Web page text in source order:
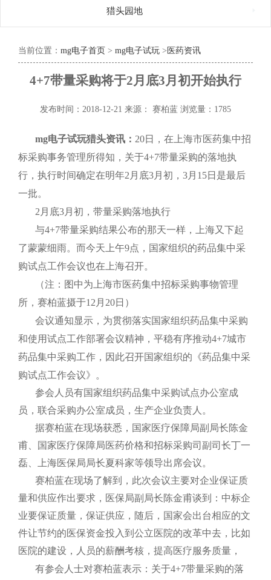
猎头园地
当前位置： mg电子首页 > mg电子试玩 > 医药资讯
4+7带量采购将于2月底3月初开始执行
发布时间：2018-12-21 来源： 赛柏蓝 浏览量：1785
mg电子试玩猎头资讯： 20日，在上海市医药集中招
标采购事务管理所得知，关于4+7带量采购的落地执
行，执行时间确定在明年2 月底3月初， 3月 15日是最后
一批。
2 月底3月初，带量采购落地执行
与4+7带量采购结果公布的那天一样，上海又下起
了蒙蒙细雨。而今天上午9点，国家组织的药品集中采
购试点工作会议也在上海召开。
（注：图中为上海市医药集中招标采购事物管理
所，赛柏蓝摄于12 月 20日）
会议通知显示，为贯彻落实国家组织药品集中采购
和使用试点工作部署会议精神，平稳有序推动4+7城市
药品集中采购工作，因此召开国家组织的《药品集中采
购试点工作会议》。
参会人员有国家组织药品集中采购试点办公室成
员，联合采购办公室成员，生产企业负责人。
据赛柏蓝在现场获悉，国家医疗保障局副局长陈金
甫、国家医疗保障局医药价格和招标采购司副司长丁一
磊、上海医保局局长夏科家等领导出席会议。
赛柏蓝在现场了解到，此次会议主要对企业保证质
量和供应作出要求，医保局副局长陈金甫谈到：中标企
业要保证质量，保证供应，随后，国家会出台相应的文
件让节约的医保资金投入到公立医院的改革中去，比如
医院的建设，人员的薪酬考核，提高医疗服务质量，
有参会人士对赛柏蓝表示：关于4+7带量采购的落